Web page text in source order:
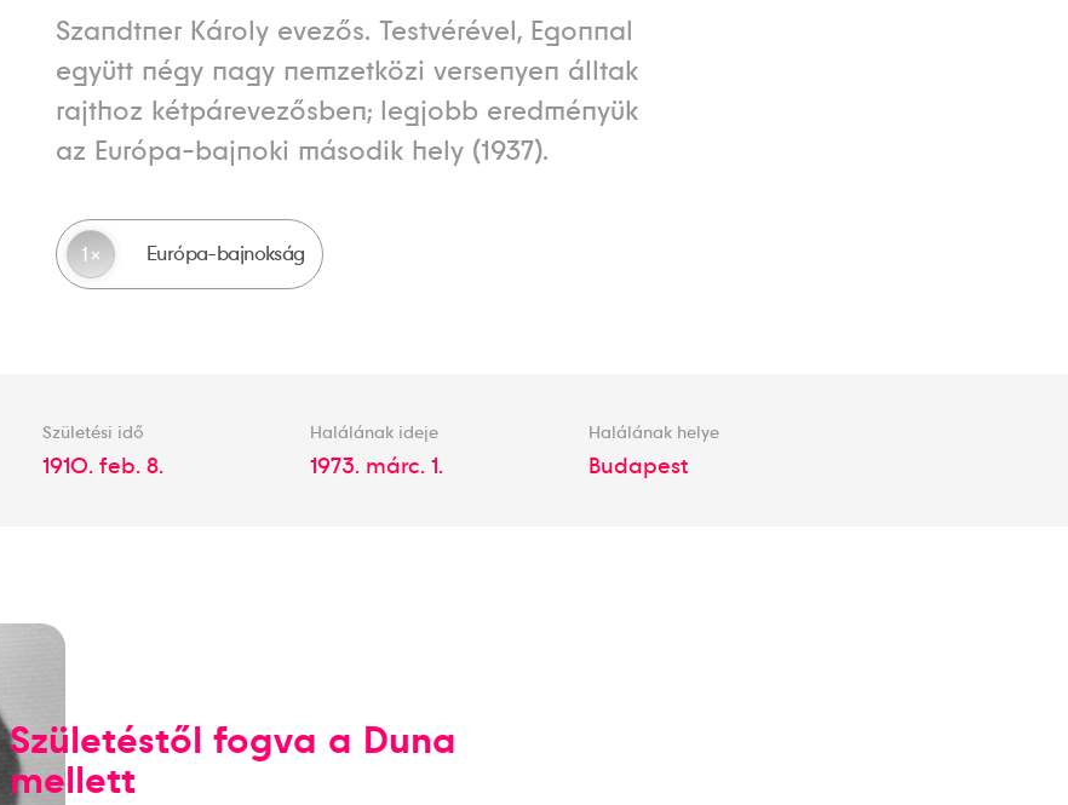
Szandtner Károly evezős. Testvérével, Egonnal
együtt négy nagy nemzetközi versenyen álltak
rajthoz kétpárevezősben; legjobb eredményük
az Európa-bajnoki második hely (1937).
1 Európa-bajnokság
Születési idő
1910. feb. 8.
Halálának ideje
1973. márc. 1.
Halálának helye
Budapest
Születéstől fogva a Duna
mellett